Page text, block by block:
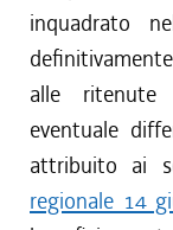
inquadrato
alle ritenute
eventuale
attribuito ai
regionale 14